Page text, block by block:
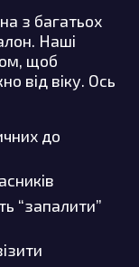
з багатьох
Наші
щоб
від віку. Ось
до
“запалити”